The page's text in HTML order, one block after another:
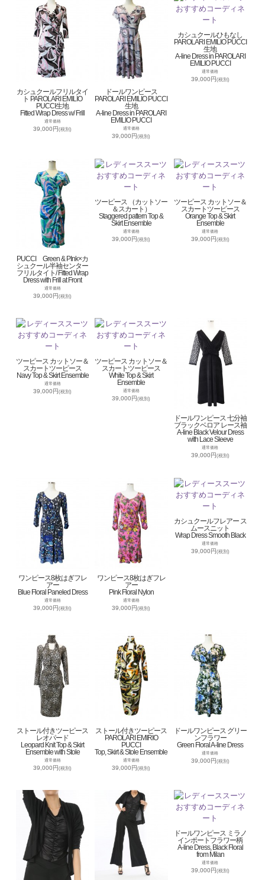
カシュクールフリルタイ
ト PAROLARI EMILIO
PUCCI生地
Fitted Wrap Dress w/ Frill
通常価格
39,000円(税別)
ドールワンピース
PAROLARI EMILIO PUCCI
生地
A-line Dress in PAROLARI
EMILIO PUCCI
通常価格
39,000円(税別)
カシュクールひもなし
PAROLARI EMILIO PUCCI
生地
A-line Dress in PAROLARI
EMILIO PUCCI
通常価格
39,000円(税別)
PUCCI Green & PInk×カ
シュクール半袖センター
フリルタイト/ Fitted Wrap
Dress with Frill at Front
通常価格
39,000円(税別)
ツーピース （カットソー
＆スカート）
Staggered pattern Top &
Skirt Ensemble
通常価格
39,000円(税別)
ツーピース カットソー＆
スカートツーピース
Orange Top & Skirt
Ensemble
通常価格
39,000円(税別)
ツーピース カットソー＆
スカートツーピース
Navy Top & Skirt Ensemble
通常価格
39,000円(税別)
ツーピース カットソー＆
スカートツーピース
White Top & Skirt
Ensemble
通常価格
39,000円(税別)
ドールワンピース 七分袖
ブラックベロア レース袖
A-line Black Velour Dress
with Lace Sleeve
通常価格
39,000円(税別)
ワンピース8枚はぎフレ
アー
Blue Floral Paneled Dress
通常価格
39,000円(税別)
ワンピース8枚はぎフレ
アー
Pink Floral Nylon
通常価格
39,000円(税別)
カシュクールフレアー ス
ムースニット
Wrap Dress Smooth Black
通常価格
39,000円(税別)
ストール付きツーピース
レオパード
Leopard Knit Top & Skirt
Ensemble with Stole
通常価格
39,000円(税別)
ストール付きツーピース
PAROLARI EMIRIO
PUCCI
Top, Skirt & Stole Ensemble
通常価格
39,000円(税別)
ドールワンピース グリー
ンフラワー
Green Floral A-line Dress
通常価格
39,000円(税別)
ドールワンピース ミラノ
インポートフラワー柄
A-line Dress, Black Floral
from Milan
通常価格
39,000円(税別)